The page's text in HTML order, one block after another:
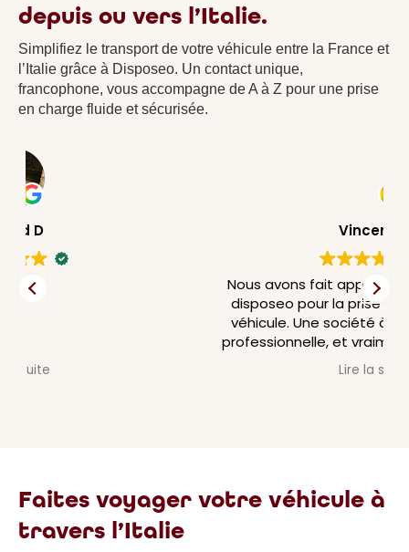
depuis ou vers l’Italie.
Simplifiez le transport de votre véhicule entre la France et
l’Italie grâce à Disposeo. Un contact unique,
francophone, vous accompagne de A à Z pour une prise
en charge fluide et sécurisée.
Nous avons fait appel auprès de la société
disposeo pour la prise en charge de notre
véhicule. Une société à notre écoute, très
professionnelle, et vraiment un personnel au
top, très compétent. Nous ne manquerons
Faites voyager votre véhicule à
travers l’Italie